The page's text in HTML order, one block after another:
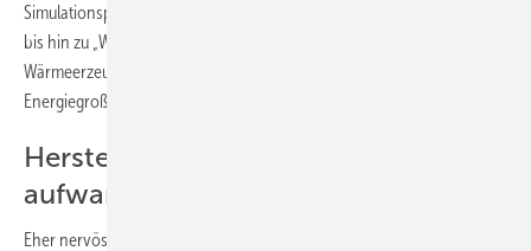
Simulationsprogramm zeigt eine gute Auslastung über das ganze Jahr“
bis hin zu „Wir sind noch am Optimieren von Strom- und
Wärmeerzeugung“. Allgemeiner Eindruck: Mikro-KWKs sind mehr für
Energiegroßverbraucher und weniger für Sparfüchse geeignet.
Hersteller haben Entwicklungs­
aufwand unterschätzt
Eher nervös reagieren Entwickler von Brennstoffzellen-Heizgeräten